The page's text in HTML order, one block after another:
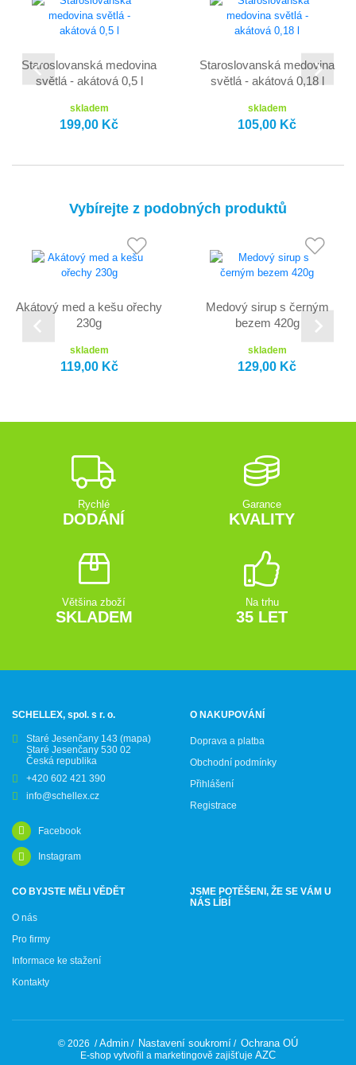
Staroslovanská medovina
světlá - akátová 0,5 l
skladem
199,00 Kč
Staroslovanská medovina
světlá - akátová 0,18 l
skladem
105,00 Kč
Vybírejte z podobných produktů
Akátový med a kešu ořechy
230g
skladem
119,00 Kč
Medový sirup s černým
bezem 420g
skladem
129,00 Kč
Rychlé
DODÁNÍ
Garance
KVALITY
Většina zboží
SKLADEM
Na trhu
35 LET
SCHELLEX, spol. s r. o.
Staré Jesenčany 143 (mapa)
Staré Jesenčany 530 02
Česká republika
+420 602 421 390
info@schellex.cz
Facebook
Instagram
O NAKUPOVÁNÍ
Doprava a platba
Obchodní podmínky
Přihlášení
Registrace
CO BYJSTE MĚLI VĚDĚT
O nás
Pro firmy
Informace ke stažení
Kontakty
JSME POTĚŠENI, ŽE SE VÁM U
NÁS LÍBÍ
© 2026 /Admin / Nastavení soukromí / Ochrana OÚ
E-shop vytvořil a marketingově zajišťuje AZC